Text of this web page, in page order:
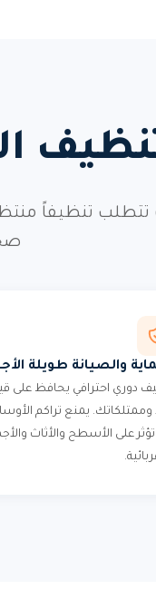
تنظيف
تتطلب تنظيفاً
والصيانة طويلة
دوري احترافي يحافظ على
وممتلكاتك. يمنع تراكم
تؤثر على الأسطح والأثاث